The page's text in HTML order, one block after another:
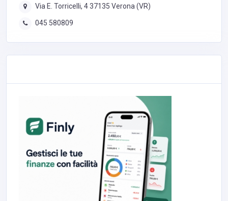
Via E. Torricelli, 4 37135 Verona (VR)
045 580809